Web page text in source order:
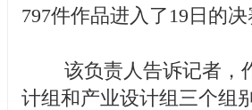
797件作品进入了19日的决
该负责人告诉记者，作
计组和产业设计组三个组